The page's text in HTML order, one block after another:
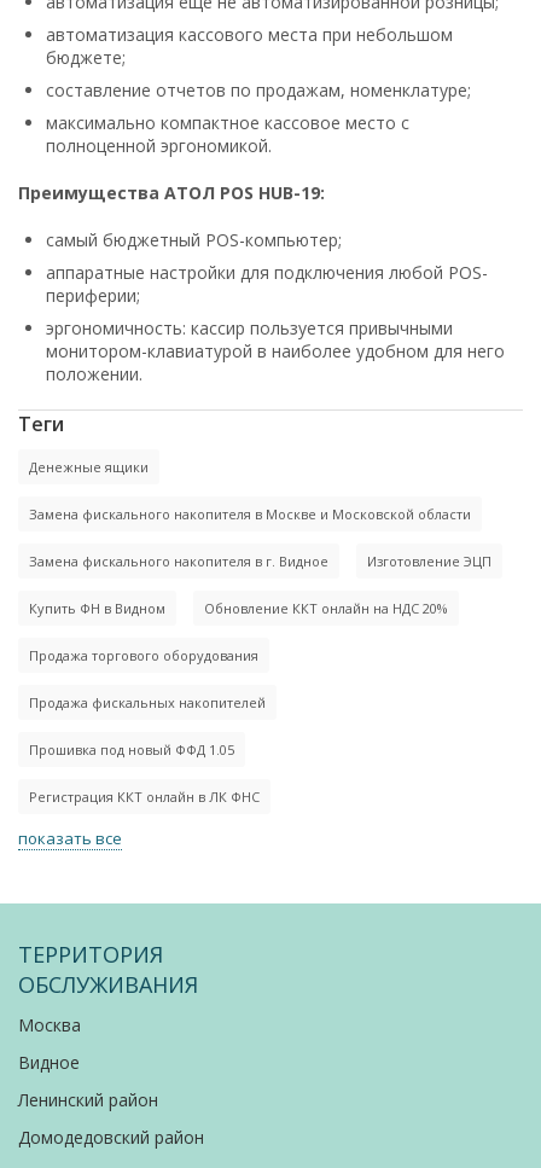
автоматизация кассового места при небольшом
бюджете;
составление отчетов по продажам, номенклатуре;
максимально компактное кассовое место с
полноценной эргономикой.
Преимущества АТОЛ POS HUB-19:
самый бюджетный POS-компьютер;
аппаратные настройки для подключения любой POS-
периферии;
эргономичность: кассир пользуется привычными
монитором-клавиатурой в наиболее удобном для него
положении.
Теги
Денежные ящики
Замена фискального накопителя в Москве и Московской области
Замена фискального накопителя в г. Видное Изготовление ЭЦП
Купить ФН в Видном Обновление ККТ онлайн на НДС 20%
Продажа торгового оборудования
Продажа фискальных накопителей
Прошивка под новый ФФД 1.05
Регистрация ККТ онлайн в ЛК ФНС
показать все
ТЕРРИТОРИЯ
ОБСЛУЖИВАНИЯ
Москва
Видное
Ленинский район
Домодедовский район